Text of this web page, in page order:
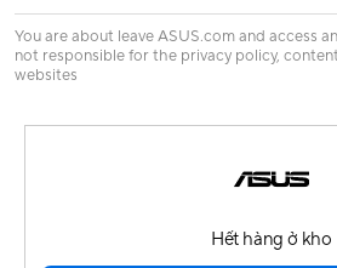
You are about leave ASUS.com and access
not responsible for the privacy policy,
websites
Hết hàng ở kho